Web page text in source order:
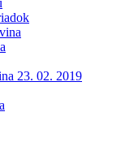
23. 02. 2019